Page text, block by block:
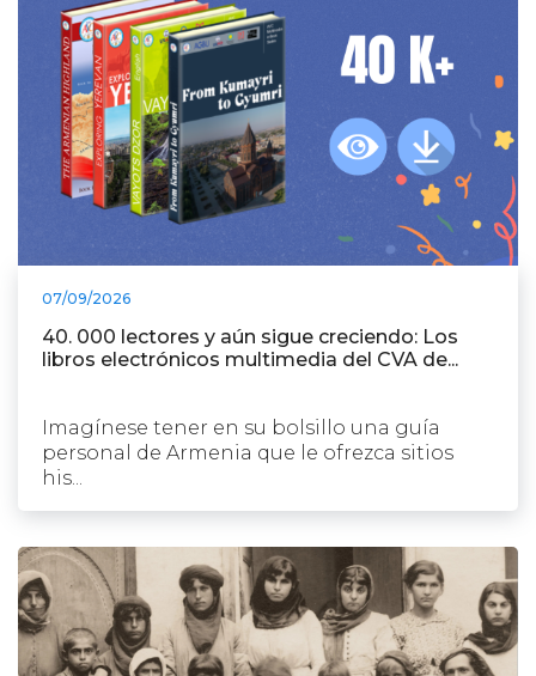
07/09/2026
40. 000 lectores y aún sigue creciendo: Los
libros electrónicos multimedia del CVA de...
Imagínese tener en su bolsillo una guía
personal de Armenia que le ofrezca sitios
his...